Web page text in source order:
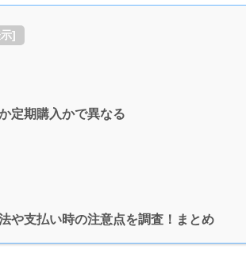
]
定期購入かで異なる
や支払い時の注意点を調査！まとめ